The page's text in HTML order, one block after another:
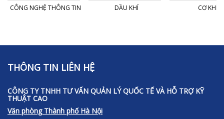
CÔNG NGHỆ THÔNG TIN DẦU KHÍ CƠ KHÍ
THÔNG TIN LIÊN HỆ
CÔNG TY TNHH TƯ VẤN QUẢN LÝ QUỐC TẾ VÀ HỖ TRỢ KỸ
THUẬT CAO
Văn phòng Thành phố Hà Nội